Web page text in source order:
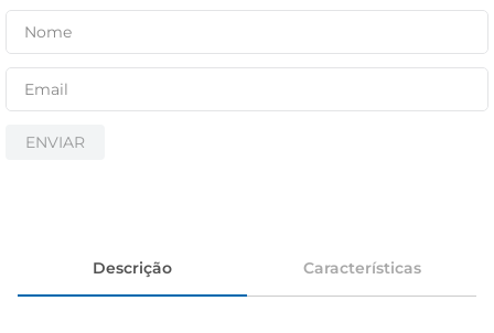
ENVIAR
Descrição Características
papel higiênico
cerveja